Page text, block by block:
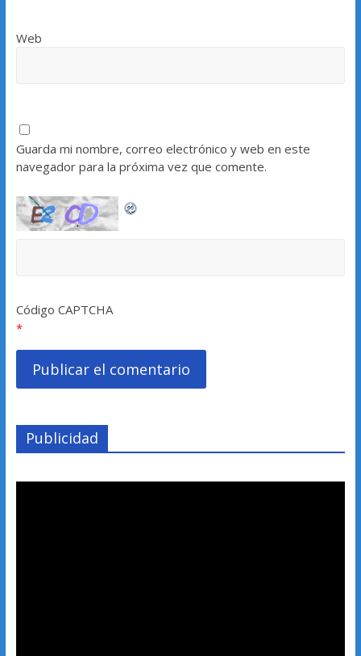
Web
Guarda mi nombre, correo electrónico y web en este
navegador para la próxima vez que comente.
Código CAPTCHA
*
Publicidad